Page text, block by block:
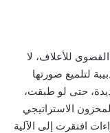
للأعلاف، لا
لتلميع صورتها
حتى لو طبقت،
الاستراتيجي
افتقرت إلى الآلية